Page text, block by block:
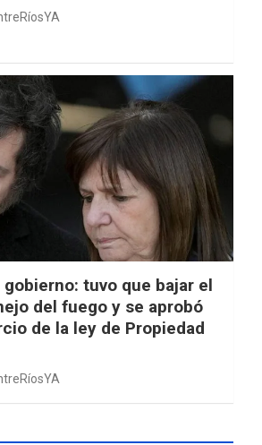
tuvo que bajar el
del fuego y se aprobó
de la ley de Propiedad